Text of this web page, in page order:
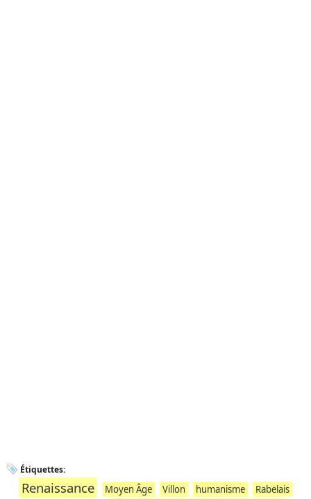
Étiquettes:
Renaissance Moyen Âge Villon humanisme Rabelais